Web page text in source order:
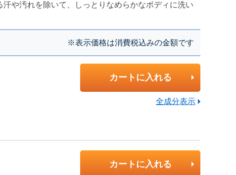
や汚れを除いて、しっとりなめらかなボディに洗い
※表示価格は消費税込みの金額です
カートに入れる
全成分表示
カートに入れる